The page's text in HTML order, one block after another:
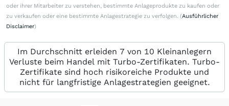
oder ihrer Mitarbeiter zu verstehen, bestimmte Anlageprodukte zu kaufen oder
zu verkaufen oder eine bestimmte Anlagestrategie zu verfolgen. (Ausführlicher
Disclaimer)
Im Durchschnitt erleiden 7 von 10 Kleinanlegern
Verluste beim Handel mit Turbo-Zertifikaten. Turbo-
Zertifikate sind hoch risikoreiche Produkte und
nicht für langfristige Anlagestrategien geeignet.